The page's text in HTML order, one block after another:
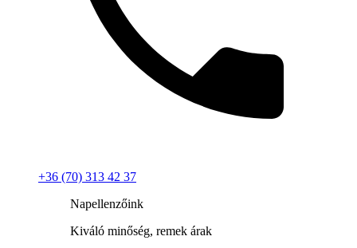
+36 (70) 313 42 37
Napellenzőink
Kiváló minőség, remek árak